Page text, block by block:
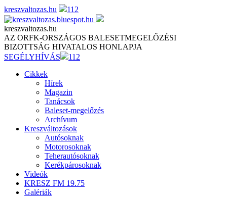
Skip
to
content
kreszvaltozas.hu 112
kreszvaltozas.hu
AZ ORFK-ORSZÁGOS BALESETMEGELŐZÉSI
BIZOTTSÁG HIVATALOS HONLAPJA
SEGÉLYHÍVÁS
112
Cikkek
Hírek
Magazin
Tanácsok
Baleset-megelőzés
Archívum
Kreszváltozások
Autósoknak
Motorosoknak
Teherautósoknak
Kerékpárosoknak
Videók
KRESZ FM 19.75
Galériák